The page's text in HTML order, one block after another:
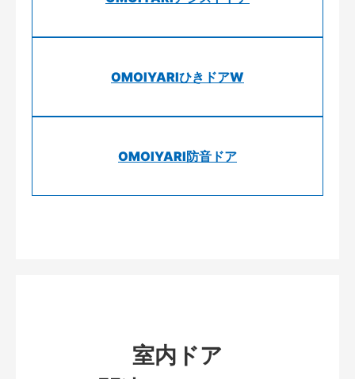
OMOIYARIひきドアW
OMOIYARI防音ドア
室内ドア